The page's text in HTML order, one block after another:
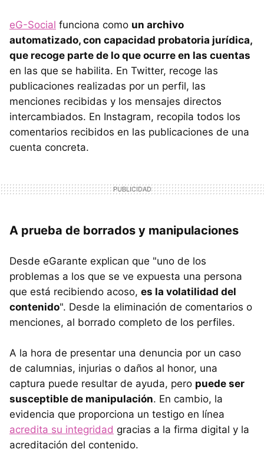
eG-Social funciona como un archivo
automatizado, con capacidad probatoria jurídica,
que recoge parte de lo que ocurre en las cuentas
en las que se habilita. En Twitter, recoge las
publicaciones realizadas por un perfil, las
menciones recibidas y los mensajes directos
intercambiados. En Instagram, recopila todos los
comentarios recibidos en las publicaciones de una
cuenta concreta.
A prueba de borrados y manipulaciones
Desde eGarante explican que "uno de los
problemas a los que se ve expuesta una persona
que está recibiendo acoso, es la volatilidad del
contenido". Desde la eliminación de comentarios o
menciones, al borrado completo de los perfiles.
A la hora de presentar una denuncia por un caso
de calumnias, injurias o daños al honor, una
captura puede resultar de ayuda, pero puede ser
susceptible de manipulación. En cambio, la
evidencia que proporciona un testigo en línea
acredita su integridad gracias a la firma digital y la
acreditación del contenido.